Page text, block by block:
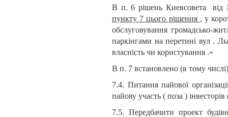
В п. 6 рішень Киевсовета
пункту 7 цього рішення , у
обслуговування громадсько-
паркінгами на перетині вул .
власність чи користування .»
В п. 7 встановлено (в тому
7.4. Питання пайової
пайову участь ( поза )
7.5. Передбачити проект